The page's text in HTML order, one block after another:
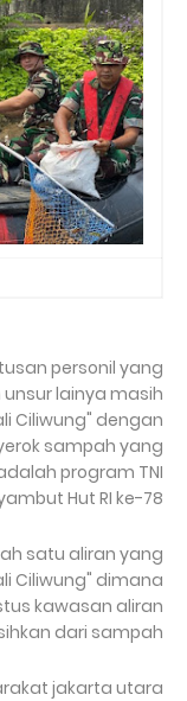
personil yang
unsur lainya masih
Ciliwung" dengan
sampah yang
program TNI
Hut RI ke-78
satu aliran yang
Ciliwung" dimana
kawasan aliran
dari sampah.
jakarta utara